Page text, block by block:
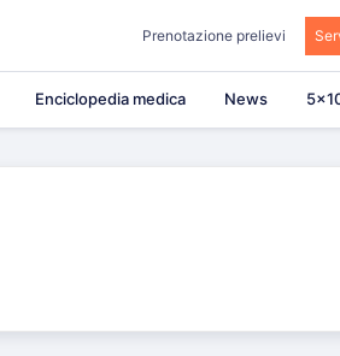
Prenotazione prelievi
Enciclopedia medica News